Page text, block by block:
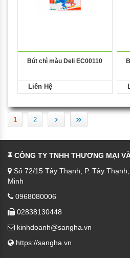
Bút chì màu Deli EC00110
Liên Hệ
1 2 › »
CÔNG TY TNHH THƯƠNG MẠI
Số 72/15 Tây Thạnh, P. Tây
Minh
0968080006
02838130448
kinhdoanh@sangha.vn
https://sangha.vn